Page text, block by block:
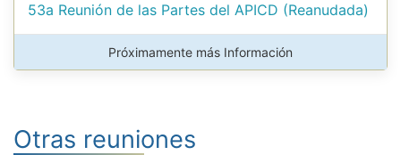
53a Reunión de las Partes del APICD (Reanudada)
Próximamente más Información
Otras reuniones